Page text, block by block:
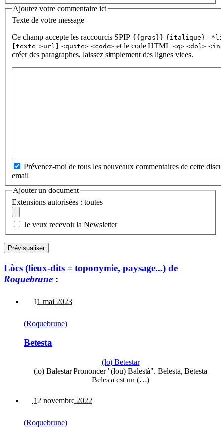
Ajoutez votre commentaire ici
Texte de votre message
Ce champ accepte les raccourcis SPIP {{gras}} {italique} -
[texte->url]
<quote> <code> et le code HTML <q> <del>
créer des paragraphes, laissez simplement des lignes vides.
Prévenez-moi de tous les nouveaux commentaires de cette
email
Ajouter un document
Extensions autorisées : toutes
Je veux recevoir la Newsletter
Lòcs (lieux-dits = toponymie, paysage...) de
Roquebrune :
11 mai 2023
(Roquebrune)
Betesta
(lo) Betestar
(lo) Balestar Prononcer "(lou) Balestà". Belesta, Betesta
Belesta est un (…)
12 novembre 2022
(Roquebrune)